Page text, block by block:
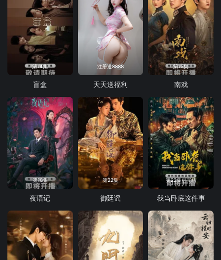
第14集
盲盒
注册送8888
天天送福利
第15集
南戏
第18集
夜语记
第22集
御廷谣
第23集已完结
我当卧底这件事